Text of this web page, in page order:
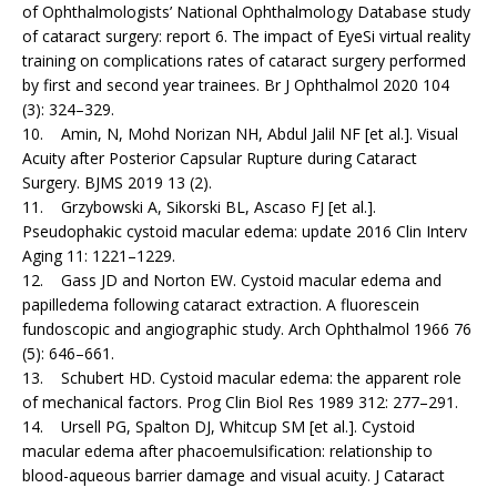
of Ophthalmologists’ National Ophthalmology Database study
of cataract surgery: report 6. The impact of EyeSi virtual reality
training on complications rates of cataract surgery performed
by first and second year trainees. Br J Ophthalmol 2020 104
(3): 324–329.
10. Amin, N, Mohd Norizan NH, Abdul Jalil NF [et al.]. Visual
Acuity after Posterior Capsular Rupture during Cataract
Surgery. BJMS 2019 13 (2).
11. Grzybowski A, Sikorski BL, Ascaso FJ [et al.].
Pseudophakic cystoid macular edema: update 2016 Clin Interv
Aging 11: 1221–1229.
12. Gass JD and Norton EW. Cystoid macular edema and
papilledema following cataract extraction. A fluorescein
fundoscopic and angiographic study. Arch Ophthalmol 1966 76
(5): 646–661.
13. Schubert HD. Cystoid macular edema: the apparent role
of mechanical factors. Prog Clin Biol Res 1989 312: 277–291.
14. Ursell PG, Spalton DJ, Whitcup SM [et al.]. Cystoid
macular edema after phacoemulsification: relationship to
blood-aqueous barrier damage and visual acuity. J Cataract